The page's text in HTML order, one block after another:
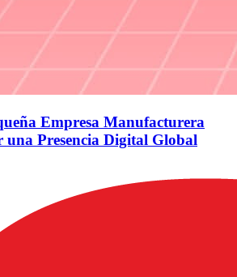
Empresa Manufacturera
una Presencia Digital Global